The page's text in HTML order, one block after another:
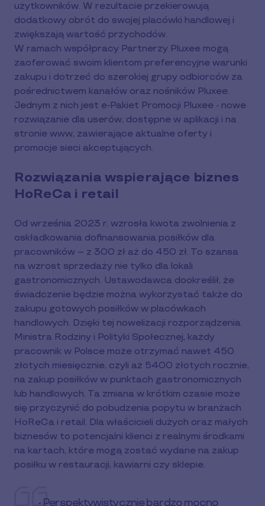
użytkowników. W rezultacie przekierowują
dodatkowy obrót do swojej placówki handlowej i
zwiększają wartość przychodów.
W ramach współpracy Partnerzy Pluxee mogą
zaoferować swoim klientom preferencyjne warunki
zakupu i dotrzeć do szerokiej grupy odbiorców za
pośrednictwem kanałów oraz nośników Pluxee.
Jednym z nich jest e-Pakiet Promocji Pluxee - nowe
rozwiązanie dla userów, dostępne w aplikacji i na
stronie www, zawierające aktualne oferty i
promocje sieci akceptujących.
Rozwiązania wspierające biznes
HoReCa i retail
Od września 2023 r. wzrosła kwota zwolnienia z
oskładkowania dofinansowania posiłków dla
pracowników – z 300 zł aż do 450 zł. To szansa
na wzrost sprzedaży nie tylko dla lokali
gastronomicznych. Ustawodawca dookreślił, że
świadczenie będzie można wykorzystać także do
zakupu gotowych posiłków w placówkach
handlowych. Dzięki tej nowelizacji rozporządzenia
Ministra Rodziny i Polityki Społecznej, każdy
pracownik w Polsce może otrzymać nawet 450
złotych miesięcznie, czyli aż 5400 złotych rocznie,
na zakup posiłków w punktach gastronomicznych
lub handlowych. Ta zmiana w krótkim czasie może
się przyczynić do pobudzenia popytu w branżach
HoReCa i retail. Dla właścicieli dużych oraz małych
biznesów to potencjalni klienci z realnymi środkami
na kartach, które mogą zostać wydane na zakup
posiłku w restauracji, kawiarni czy sklepie.
- Perspektywistycznie bardzo mocno